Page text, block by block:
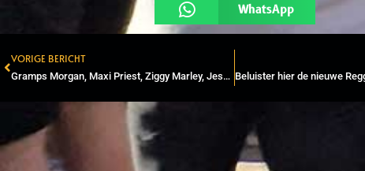
WhatsApp
Prev
VORIGE BERICHT
Gramps Morgan, Maxi Priest, Ziggy Marley, Jesse Royal en Chino McGregor tussen ‘Grammy Considerations’ 2022